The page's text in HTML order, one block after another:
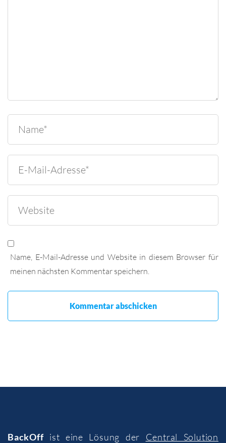
Name, E-Mail-Adresse und Website in diesem Browser für
meinen nächsten Kommentar speichern.
BackOffist eine Lösung der Central Solution